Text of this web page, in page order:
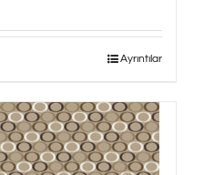
Ayrıntılar